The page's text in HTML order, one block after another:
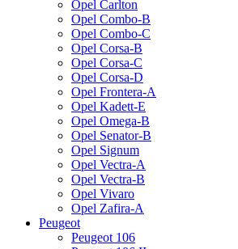
Opel Carlton
Opel Combo-B
Opel Combo-C
Opel Corsa-B
Opel Corsa-C
Opel Corsa-D
Opel Frontera-A
Opel Kadett-E
Opel Omega-B
Opel Senator-B
Opel Signum
Opel Vectra-A
Opel Vectra-B
Opel Vivaro
Opel Zafira-A
Peugeot
Peugeot 106